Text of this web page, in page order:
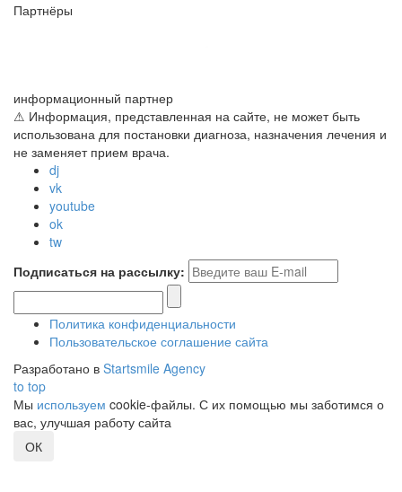
Партнёры
информационный партнер
⚠ Информация, представленная на сайте, не может быть
использована для постановки диагноза, назначения лечения и
не заменяет прием врача.
dj
vk
youtube
ok
tw
Подписаться на рассылку:
Политика конфиденциальности
Пользовательское соглашение сайта
Разработано в Startsmile Agency
to top
Мы используем cookie-файлы. С их помощью мы заботимся о
вас, улучшая работу сайта
ОК